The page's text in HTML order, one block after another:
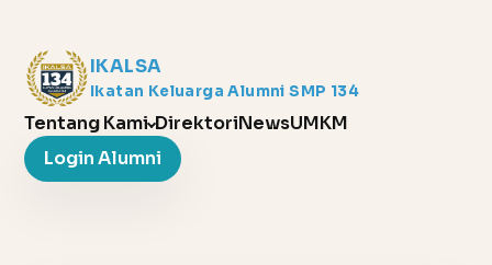
IKALSA
Ikatan Keluarga Alumni SMP 134
Tentang Kami DirektoriNewsUMKM
Login Alumni